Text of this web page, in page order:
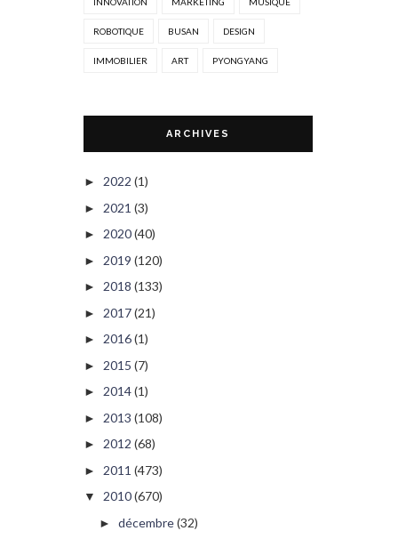
ROBOTIQUE BUSAN DESIGN
IMMOBILIER ART PYONGYANG
ARCHIVES
► 2022 (1)
► 2021 (3)
► 2020(40)
► 2019 (120)
► 2018 (133)
► 2017(21)
► 2016(1)
► 2015 (7)
► 2014(1)
► 2013 (108)
► 2012 (68)
► 2011 (473)
▼ 2010(670)
► décembre(32)